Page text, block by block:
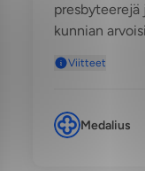
presbyteerejä
kunnian
Viitteet
Medalius